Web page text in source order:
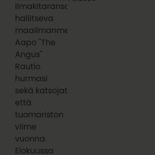
Ilmakitaransoiton
hallitseva
maailmanmestari
Aapo "The
Angus"
Rautio
hurmasi
sekä katsojat
että
tuomariston
viime
vuonna.
Elokuussa